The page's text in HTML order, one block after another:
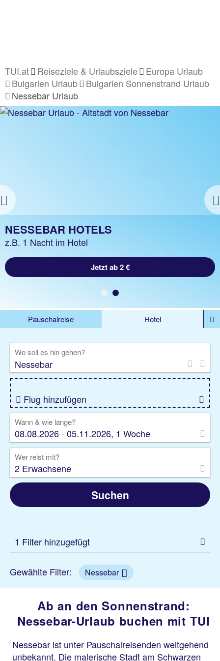
TUI.at Reiseziele & Urlaubsziele
Europa Urlaub
Bulgarien Urlaub
Bulgarien Sonnenstrand Urlaub
Nessebar Urlaub
Previous
NESSEBAR URLAUB
z.B. 1 Woche Hotel inklusive Flug
Jetzt ab 683 €
NESSEBAR HOTELS
z.B. 1 Nacht im Hotel
Jetzt ab 2 €
Pauschalreise
Hotel
Rundreise
Kreuzfahrt
Gruppenreise
Camper Privattransfer
Wo soll es hin gehen?
Flug hinzufügen
Wann & wie lange?
08.08.2026 - 05.11.2026, 1 Woche
Wer reist mit?
2 Erwachsene
Suchen
1 Filter hinzugefügt
Gewählte Filter: Nessebar
Ab an den Sonnenstrand:
Nessebar-Urlaub buchen mit TUI
Nessebar ist unter Pauschalreisenden weitgehend
unbekannt. Die malerische Stadt am Schwarzen